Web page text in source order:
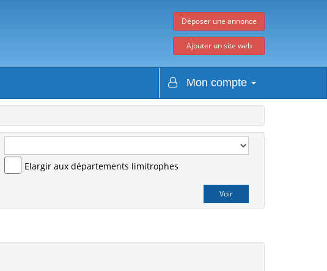
Déposer une annonce
Ajouter un site web
Mon compte
Elargir aux départements limitrophes